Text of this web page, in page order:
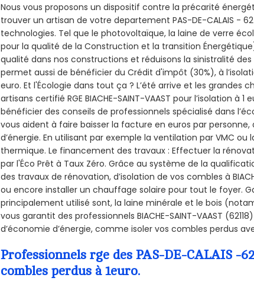
Nous vous proposons un dispositif contre la précarité
trouver un artisan de votre departement PAS-DE-CALAIS -
technologies. Tel que le photovoltaïque, la laine de verre
pour la qualité de la Construction et la transition
qualité dans nos constructions et réduisons la sinistralité
permet aussi de bénéficier du Crédit d'impôt (30%), à
euro. Et l'Écologie dans tout ça ? L’été arrive et les grandes
artisans certifié RGE BIACHE-SAINT-VAAST pour l’isolation à
bénéficier des conseils de professionnels spécialisé dans
vous aident à faire baisser la facture en euros par
d’énergie. En utilisant par exemple la ventilation par VMC ou
thermique. Le financement des travaux : Effectuer la
par l'Éco Prêt à Taux Zéro. Grâce au système de la
des travaux de rénovation, d’isolation de vos combles à
ou encore installer un chauffage solaire pour tout le foyer.
principalement utilisé sont, la laine minérale et le bois
vous garantit des professionnels BIACHE-SAINT-VAAST
d’économie d’énergie, comme isoler vos combles perdus
Professionnels rge des PAS-DE-CALAIS -
combles perdus à 1euro.